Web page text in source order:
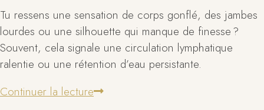
Tu ressens une sensation de corps gonflé, des jambes
lourdes ou une silhouette qui manque de finesse ?
Souvent, cela signale une circulation lymphatique
ralentie ou une rétention d’eau persistante.
Continuer la lecture